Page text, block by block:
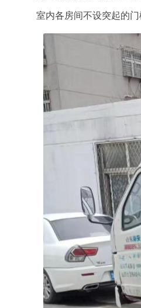
室内各房间不设突起的